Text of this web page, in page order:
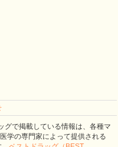
で掲載している情報は、各種マ
学の専門家によって提供される